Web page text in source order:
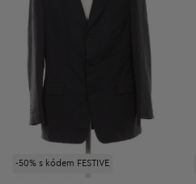
-50% s kódem FESTIVE